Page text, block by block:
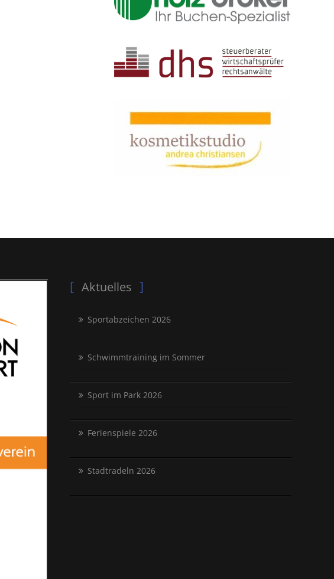
Aktuelles
Sportabzeichen 2026
Schwimmtraining im Sommer
Sport im Park 2026
Ferienspiele 2026
Stadtradeln 2026